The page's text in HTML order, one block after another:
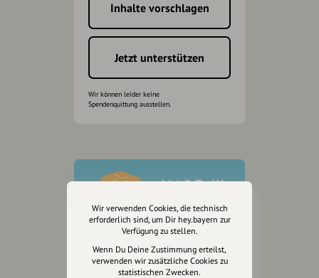
Inhalte vorschlagen
Jetzt unterstützen
Wir können leider keine
Spendenquittung ausstellen.
Wir verwenden Cookies, die technisch
erforderlich sind, um Dir hey.bayern zur
Verfügung zu stellen.
Wenn Du Deine Zustimmung erteilst,
verwenden wir zusätzliche Cookies zu
statistischen Zwecken.